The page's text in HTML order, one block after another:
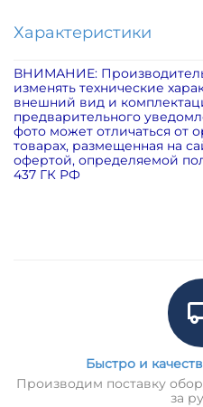
Характеристики
ВНИМАНИЕ: Производитель
изменять технические
внешний вид и
предварительного
фото может отличаться от
товарах, размещенная на
офертой, определяемой
437 ГК РФ
Быстро и
Производим поставку
за